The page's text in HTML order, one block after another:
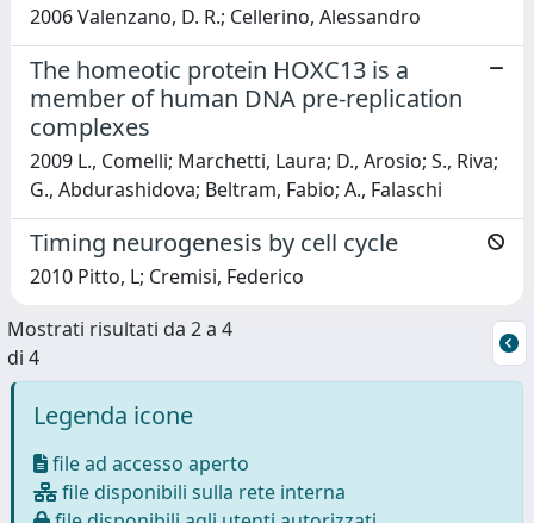
2006 Valenzano, D. R.; Cellerino, Alessandro
The homeotic protein HOXC13 is a
member of human DNA pre-replication
complexes
2009 L., Comelli; Marchetti, Laura; D., Arosio; S., Riva;
G., Abdurashidova; Beltram, Fabio; A., Falaschi
Timing neurogenesis by cell cycle
2010 Pitto, L; Cremisi, Federico
Mostrati risultati da 2 a 4
di 4
Legenda icone
file ad accesso aperto
file disponibili sulla rete interna